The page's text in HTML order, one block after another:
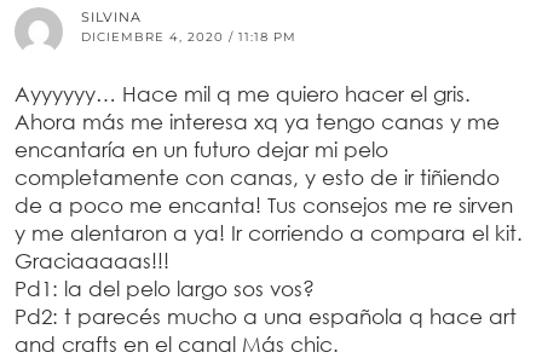
SILVINA
DICIEMBRE 4, 2020 / 11:18 PM
Ayyyyyy… Hace mil q me quiero hacer el gris.
Ahora más me interesa xq ya tengo canas y me
encantaría en un futuro dejar mi pelo
completamente con canas, y esto de ir tiñiendo
de a poco me encanta! Tus consejos me re sirven
y me alentaron a ya! Ir corriendo a compara el kit.
Graciaaaaas!!!
Pd1: la del pelo largo sos vos?
Pd2: t parecés mucho a una española q hace art
and crafts en el canal Más chic.